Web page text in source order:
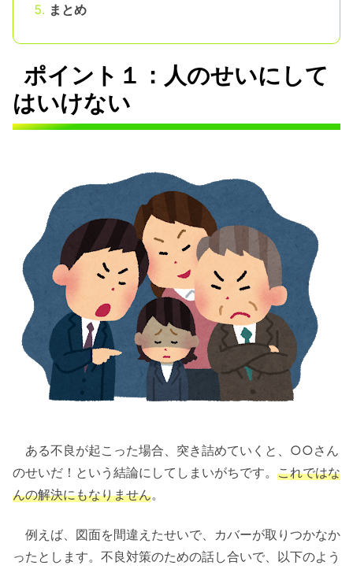
まとめ
ポイント１：人のせいにして
はいけない
ある不良が起こった場合、突き詰めていくと、○○さん
のせいだ！という結論にしてしまいがちです。 これではな
んの解決にもなりません。
例えば、図面を間違えたせいで、カバーが取りつかなか
ったとします。不良対策のための話し合いで、以下のよう